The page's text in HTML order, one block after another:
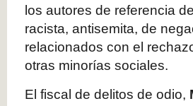
los autores de referencia
racista, antisemita, de
relacionados con el
otras minorías sociales.
El fiscal de delitos de odio,